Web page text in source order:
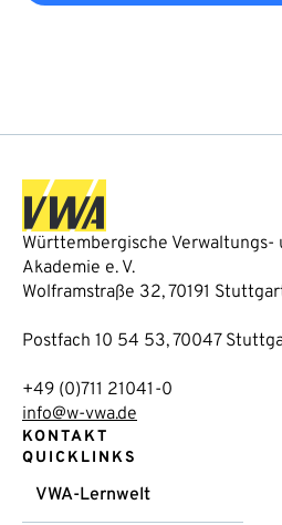
Württembergische Verwaltungs-
Akademie e. V.
Wolframstraße 32, 70191
Postfach 10 54 53, 70047
+49 (0)711 21041-0
info@w-vwa.de
KONTAKT
QUICKLINKS
VWA-Lernwelt